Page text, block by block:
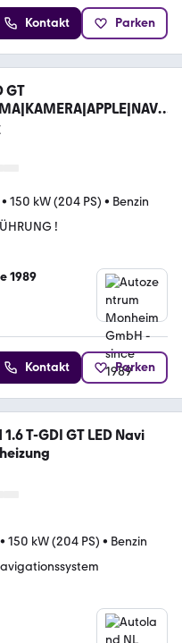
Kontakt Parken
GT
• 150 kW (204 PS) • Benzin
!
1989
Kontakt Parken
T-GDI GT LED Navi
• 150 kW (204 PS) • Benzin